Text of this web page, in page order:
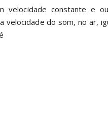
velocidade constante e
velocidade do som, no ar,